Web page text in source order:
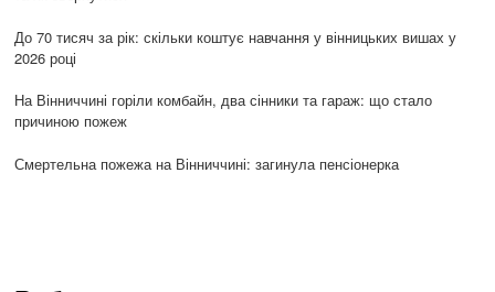
До 70 тисяч за рік: скільки коштує навчання у вінницьких вишах у
2026 році
На Вінниччині горіли комбайн, два сінники та гараж: що стало
причиною пожеж
Смертельна пожежа на Вінниччині: загинула пенсіонерка